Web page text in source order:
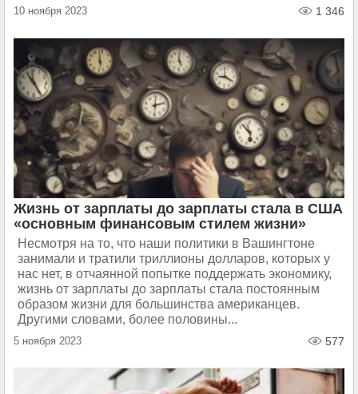
10 ноября 2023 1 346
Жизнь от зарплаты до зарплаты стала в США
«основным финансовым стилем жизни»
Несмотря на то, что наши политики в Вашингтоне
занимали и тратили триллионы долларов, которых у
нас нет, в отчаянной попытке поддержать экономику,
жизнь от зарплаты до зарплаты стала постоянным
образом жизни для большинства американцев.
Другими словами, более половины...
5 ноября 2023 577